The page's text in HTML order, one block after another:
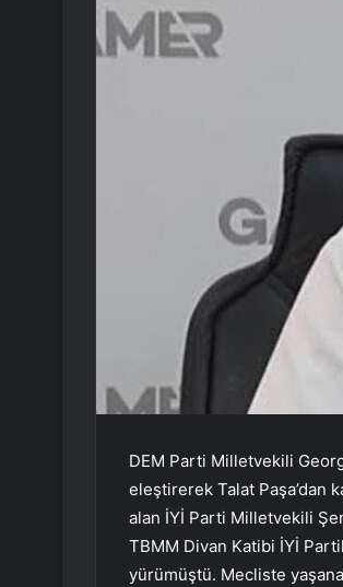
DEM Parti Milletvekili
eleştirerek Talat Paşa’dan
alan İYİ Parti Milletvekili
TBMM Divan Katibi İYİ
yürümüştü. Mecliste